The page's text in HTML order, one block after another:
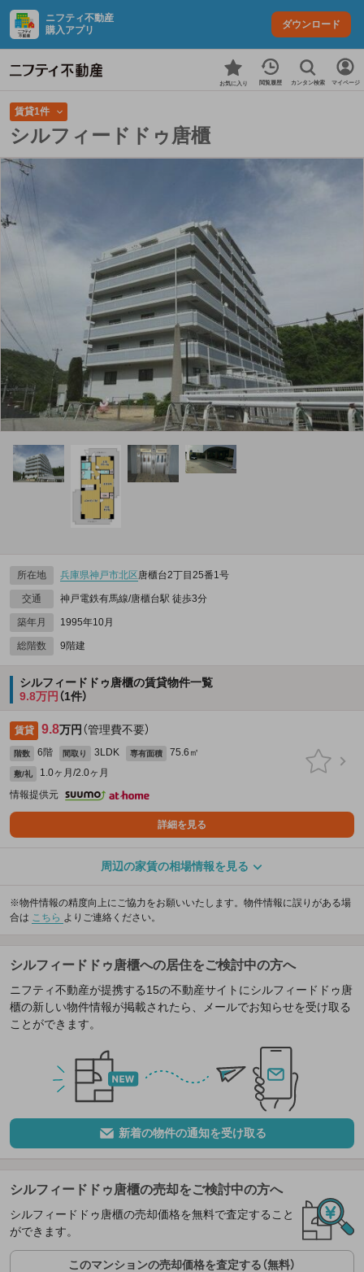
ニフティ不動産
購入アプリ
ダウンロード
お気に入り 閲覧履歴 カンタン検索 マイページ
賃貸1件
シルフィードドゥ唐櫃
所在地 兵庫県神戸市北区唐櫃台2丁目25番1号
交通 神戸電鉄有馬線/唐櫃台駅 徒歩3分
築年月 1995年10月
総階数 9階建
シルフィードドゥ唐櫃の賃貸物件一覧
9.8万円 （1件）
賃貸 9.8万円 （管理費不要）
階数 6階 間取り 3LDK 専有面積 75.6㎡
敷/礼
1.0ヶ月/2.0ヶ月
情報提供元
詳細を見る
周辺の家賃の相場情報を見る
※物件情報の精度向上にご協力をお願いいたします。物件情報に誤りがある場
合は こちら よりご連絡ください。
シルフィードドゥ唐櫃への居住をご検討中の方へ
ニフティ不動産が提携する15の不動産サイトにシルフィードドゥ唐
櫃の新しい物件情報が掲載されたら、メールでお知らせを受け取る
ことができます。
新着の物件の通知を受け取る
シルフィードドゥ唐櫃の売却をご検討中の方へ
シルフィードドゥ唐櫃の売却価格を無料で査定すること
ができます。
このマンションの売却価格を査定する（無料）